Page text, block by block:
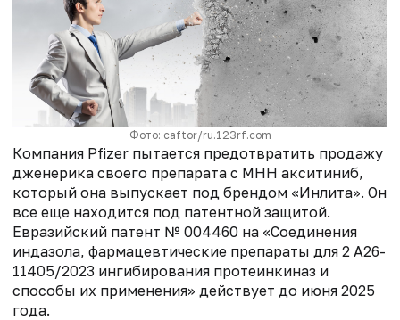
Фото: caftor/ru.123rf.com
Компания Pfizer пытается предотвратить продажу
дженерика своего препарата с МНН акситиниб,
который она выпускает под брендом «Инлита». Он
все еще находится под патентной защитой.
Евразийский патент № 004460 на «Соединения
индазола, фармацевтические препараты для 2 А26-
11405/2023 ингибирования протеинкиназ и
способы их применения» действует до июня 2025
года.